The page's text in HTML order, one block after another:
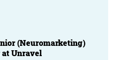
(Neuromarketing)
at Unravel